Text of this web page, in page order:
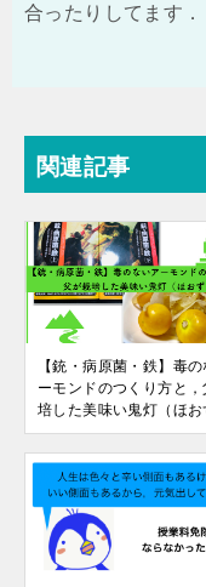
合ったりしてます．
関連記事
【銃・病原菌・鉄】毒
ーモンドのつくり方と，
培した美味い鬼灯（ほお